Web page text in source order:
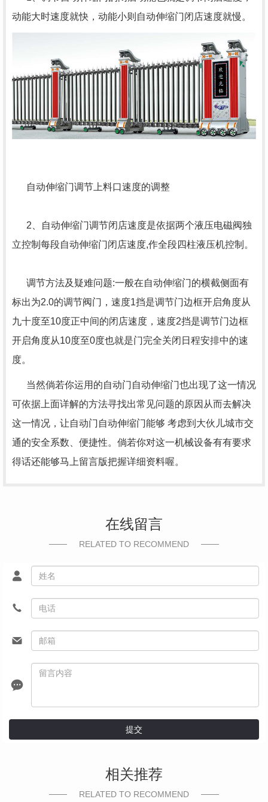
动能大时速度就快，动能小则自动伸缩门闭店速度就慢。
自动伸缩门调节上料口速度的调整
2、自动伸缩门调节闭店速度是依据两个液压电磁阀独
立控制每段自动伸缩门闭店速度,作全段四柱液压机控制。
调节方法及疑难问题:一般在自动伸缩门的横截侧面有
标出为2.0的调节阀门，速度1挡是调节门边框开启角度从
九十度至10度正中间的闭店速度，速度2挡是调节门边框
开启角度从10度至0度也就是门完全关闭日程安排中的速
度。
当然倘若你运用的自动门自动伸缩门也出现了这一情况
可依据上面详解的方法寻找出常见问题的原因从而去解决
这一情况，让自动门自动伸缩门能够 考虑到大伙儿城市交
通的安全系数、便捷性。倘若你对这一机械设备有有要求
得话还能够马上留言版把握详细资料喔。
在线留言
RELATED TO RECOMMEND
提交
相关推荐
RELATED TO RECOMMEND